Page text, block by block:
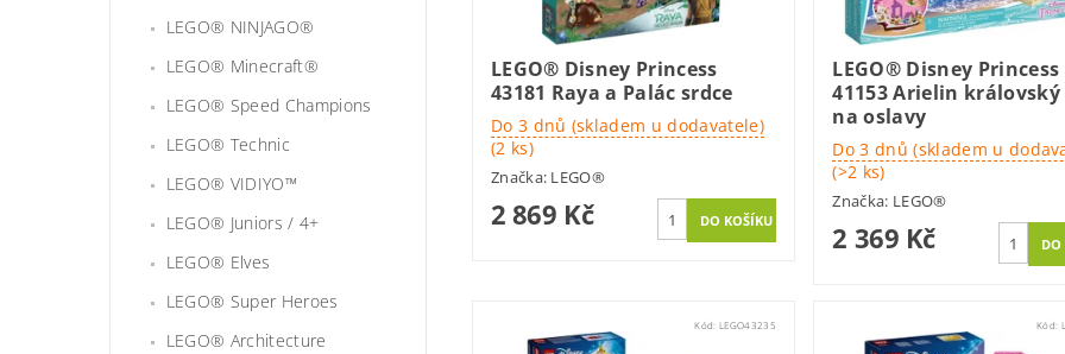
LEGO® NINJAGO®
LEGO® Minecraft®
LEGO® Speed Champions
LEGO® Technic
LEGO® VIDIYO™
LEGO® Juniors / 4+
LEGO® Elves
LEGO® Super Heroes
LEGO® Architecture
LEGO® Disney Princess
43181 Raya a Palác srdce
Do 3 dnů (skladem u dodavatele)
(2 ks)
Značka: LEGO®
2 869 Kč
LEGO® Disney Princess
41153 Arielin
na oslavy
Do 3 dnů (skladem u
(>2 ks)
Značka: LEGO®
2 369 Kč
Kód:LEGO43235 Kód: